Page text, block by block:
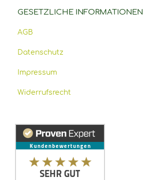
GESETZLICHE INFORMATIONEN
AGB
Datenschutz
Impressum
Widerrufsrecht